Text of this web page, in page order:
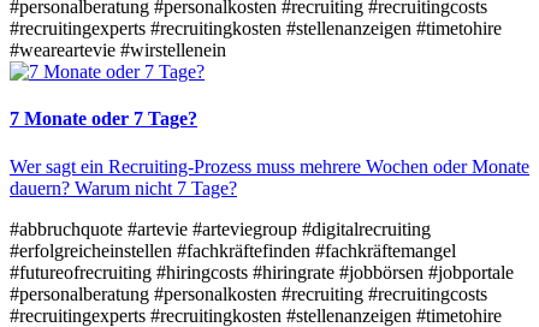
#personalberatung #personalkosten #recruiting #recruitingcosts
#recruitingexperts #recruitingkosten #stellenanzeigen #timetohire
#weareartevie #wirstellenein
7 Monate oder 7 Tage?
Wer sagt ein Recruiting-Prozess muss mehrere Wochen oder Monate
dauern? Warum nicht 7 Tage?
#abbruchquote #artevie #arteviegroup #digitalrecruiting
#erfolgreicheinstellen #fachkräftefinden #fachkräftemangel
#futureofrecruiting #hiringcosts #hiringrate #jobbörsen #jobportale
#personalberatung #personalkosten #recruiting #recruitingcosts
#recruitingexperts #recruitingkosten #stellenanzeigen #timetohire